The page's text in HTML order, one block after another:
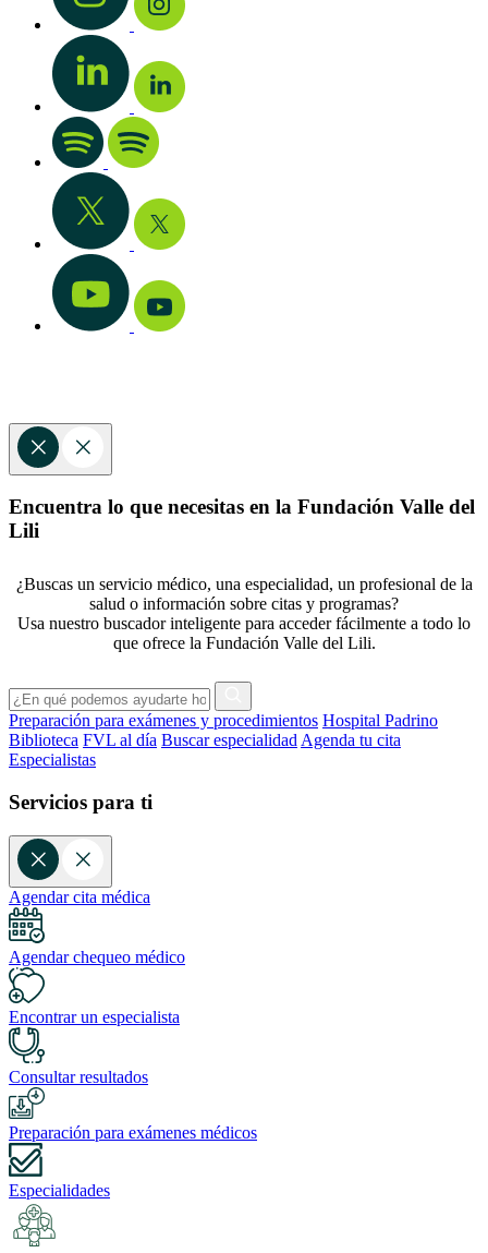
Encuentra lo que necesitas en la Fundación Valle del
Lili
¿Buscas un servicio médico, una especialidad, un profesional de la
salud o información sobre citas y programas?
Usa nuestro buscador inteligente para acceder fácilmente a todo lo
que ofrece la Fundación Valle del Lili.
Preparación para exámenes y procedimientos Hospital Padrino
Biblioteca FVL al día Buscar especialidad Agenda tu cita
Especialistas
Servicios para ti
Agendar cita médica
Agendar chequeo médico
Encontrar un especialista
Consultar resultados
Preparación para exámenes médicos
Especialidades